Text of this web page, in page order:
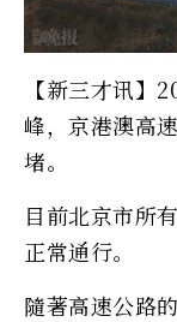
【新三才讯】
峰，京港澳高
堵。
目前北京市所
正常通行。
隨著高速公路